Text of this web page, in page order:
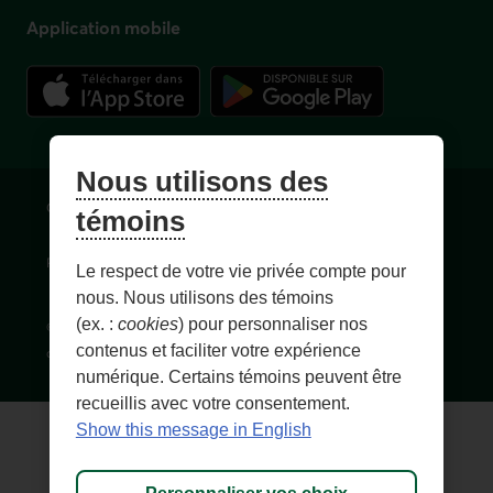
Application mobile
Conditions d'utilisation et notes légales
Personnaliser les témoins Accessibilité Plan du site
© 1996-2026, Fédération des caisses Desjardins du Québec. Tous
droits réservés.
Nous utilisons des
témoins
Le respect de votre vie privée compte pour
nous. Nous utilisons des témoins
(ex. : cookies) pour personnaliser nos
contenus et faciliter votre expérience
numérique. Certains témoins peuvent être
recueillis avec votre consentement.
Show this message in English